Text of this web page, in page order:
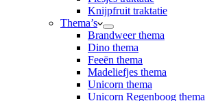
Knijpfruit traktatie
Thema’s
Brandweer thema
Dino thema
Feeën thema
Madeliefjes thema
Unicorn thema
Unicorn Regenboog thema